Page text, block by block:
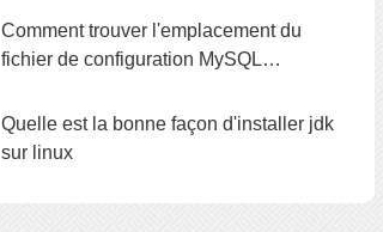
Comment trouver l'emplacement du
fichier de configuration MySQL
Quelle est la bonne façon d'installer jdk
sur linux